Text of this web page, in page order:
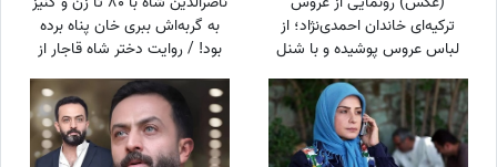
ترکیه‌ای خاندان احمدی‌نژاد؛ از
لباس عروس پوشیده و با شنل
دور توری تا...
به گربه‌اش ببری خان پناه برده
بود! / روایت دختر شاه قاجار از
لایه‌های پنهان حرمسرای شاهی